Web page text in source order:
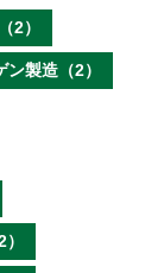
2）
ン製造（2）